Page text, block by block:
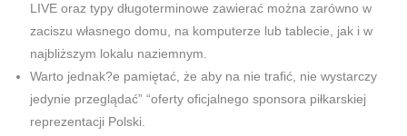
LIVE oraz typy długoterminowe zawierać można zarówno w
zaciszu własnego domu, na komputerze lub tablecie, jak i w
najbliższym lokalu naziemnym.
Warto jednak?e pamiętać, że aby na nie trafić, nie wystarczy
jedynie przeglądać” “oferty oficjalnego sponsora piłkarskiej
reprezentacji Polski.